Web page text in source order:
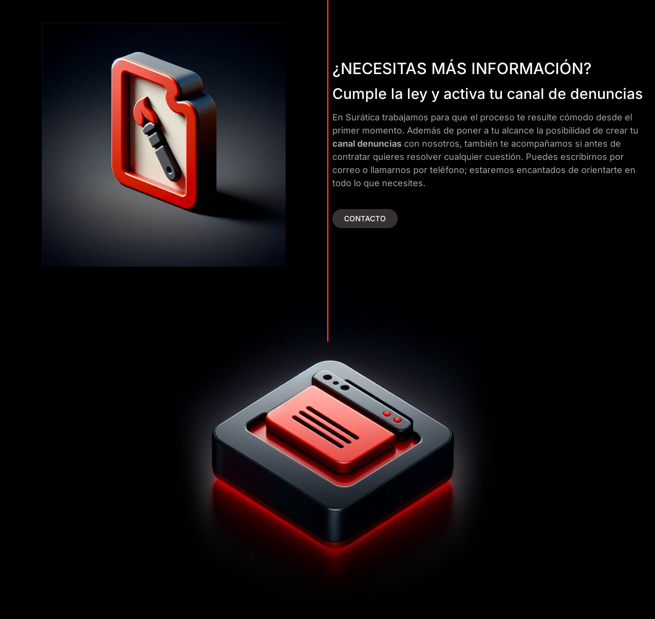
¿NECESITAS MÁS INFORMACIÓN?
Cumple la ley y activa tu canal de denuncias
En Surática trabajamos para que el proceso te resulte cómodo desde el
primer momento. Además de poner a tu alcance la posibilidad de crear tu
canal denuncias con nosotros, también te acompañamos si antes de
contratar quieres resolver cualquier cuestión. Puedes escribirnos por
correo o llamarnos por teléfono; estaremos encantados de orientarte en
todo lo que necesites.
CONTACTO